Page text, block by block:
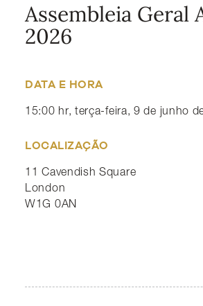
Assembleia Geral
2026
DATA E HORA
15:00 hr, terça-feira, 9 de junho
LOCALIZAÇÃO
11 Cavendish Square
London
W1G 0AN